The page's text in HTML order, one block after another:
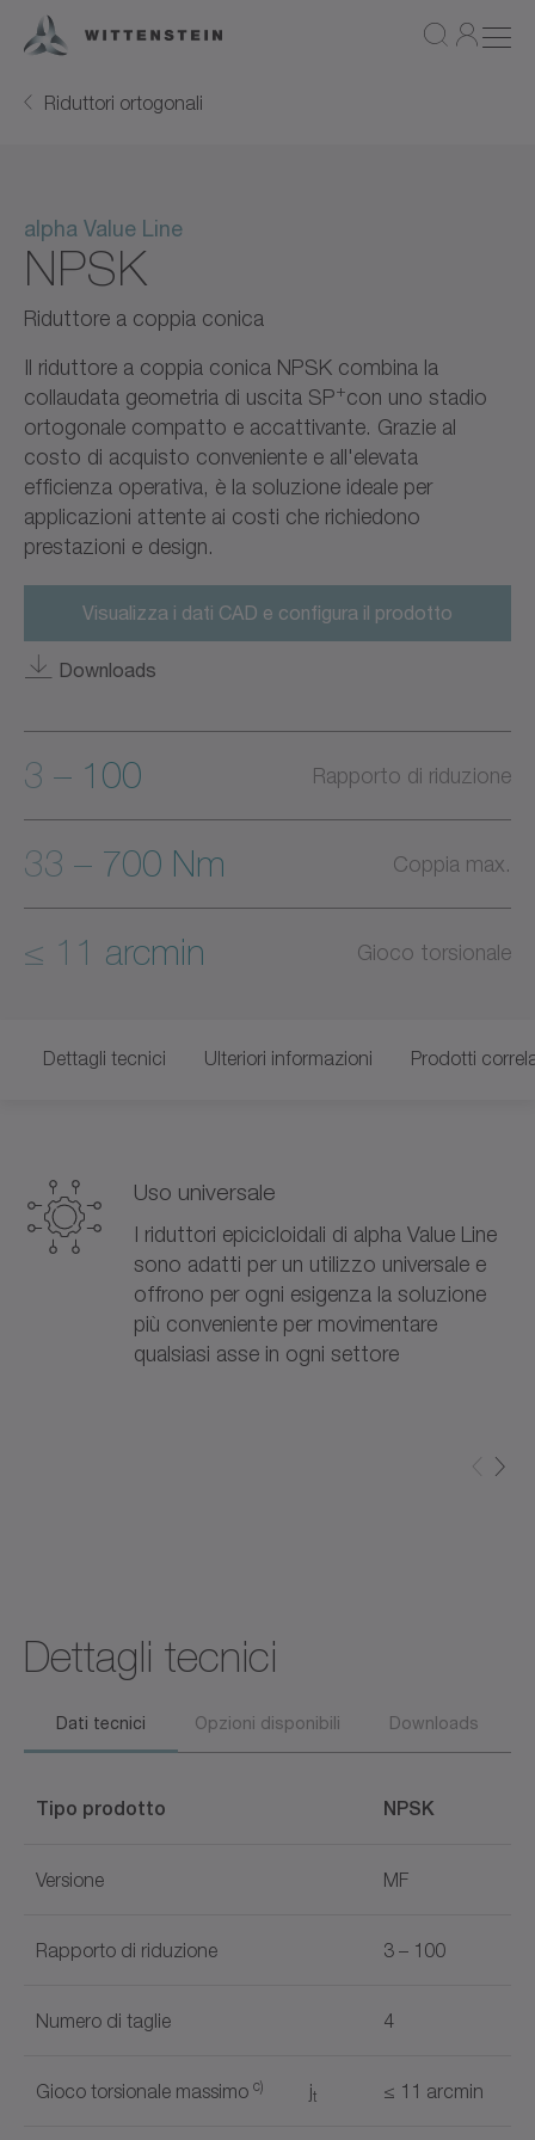
Riduttori ortogonali
alpha Value Line
NPSK
Riduttore a coppia conica
Il riduttore a coppia conica NPSK combina la
collaudata geometria di uscita SP+con uno stadio
ortogonale compatto e accattivante. Grazie al
costo di acquisto conveniente e all'elevata
efficienza operativa, è la soluzione ideale per
applicazioni attente ai costi che richiedono
prestazioni e design.
Visualizza i dati CAD e configura il prodotto
Downloads
3 – 100 Rapporto di riduzione
33 – 700 Nm Coppia max.
≤ 11 arcmin Gioco torsionale
Dettagli tecnici Ulteriori informazioni Prodotti
Uso universale
I riduttori epicicloidali di alpha Value Line
sono adatti per un utilizzo universale e
offrono per ogni esigenza la soluzione
più conveniente per movimentare
qualsiasi asse in ogni settore
Dettagli tecnici
Dati tecnici Opzioni disponibili Downloads
Tipo prodotto NPSK
Versione MF
Rapporto di riduzione 3 – 100
Numero di taglie 4
Gioco torsionale massimo c) jt ≤ 11 arcmin